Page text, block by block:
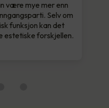
være mye mer enn
Selv om
funksjon kan det
estetiske forskjellen.